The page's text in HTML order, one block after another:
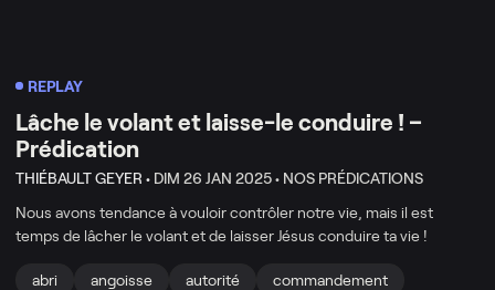
REPLAY
Lâche le volant et laisse-le conduire ! –
Prédication
THIÉBAULT GEYER • DIM 26 JAN 2025 • NOS PRÉDICATIONS
Nous avons tendance à vouloir contrôler notre vie, mais il est
temps de lâcher le volant et de laisser Jésus conduire ta vie !
abri angoisse autorité
commandement